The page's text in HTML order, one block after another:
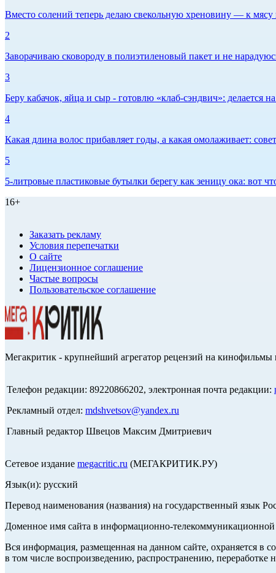
Вместо солений теперь делаю свекольную хреновину — к
2
Заворачиваю сковороду в полиэтиленовый пакет и не
3
Беру кабачок, яйца и сыр - готовлю «клаб-сэндвич»: делается
4
Какая длина волос прибавляет годы, а какая омолаживает:
5
5-литровые пластиковые бутылки берегу как зеницу ока: вот
16+
Заказать рекламу
Условия перепечатки
О сайте
Лицензионное соглашение
Частые вопросы
Пользовательское соглашение
Мегакритик - крупнейший агрегатор рецензий на кинофильмы
Телефон редакции: 89220866202, электронная почта редакции:
Рекламный отдел: mdshvetsov@yandex.ru
Главный редактор Швецов Максим Дмитриевич
Сетевое издание megacritic.ru (МЕГАКРИТИК.РУ)
Язык(и): русский
Перевод наименования (названия) на государственный язык
Доменное имя сайта в информационно-телекоммуникационной
Вся информация, размещенная на данном сайте, охраняется в
в том числе воспроизведению, распространению, переработке